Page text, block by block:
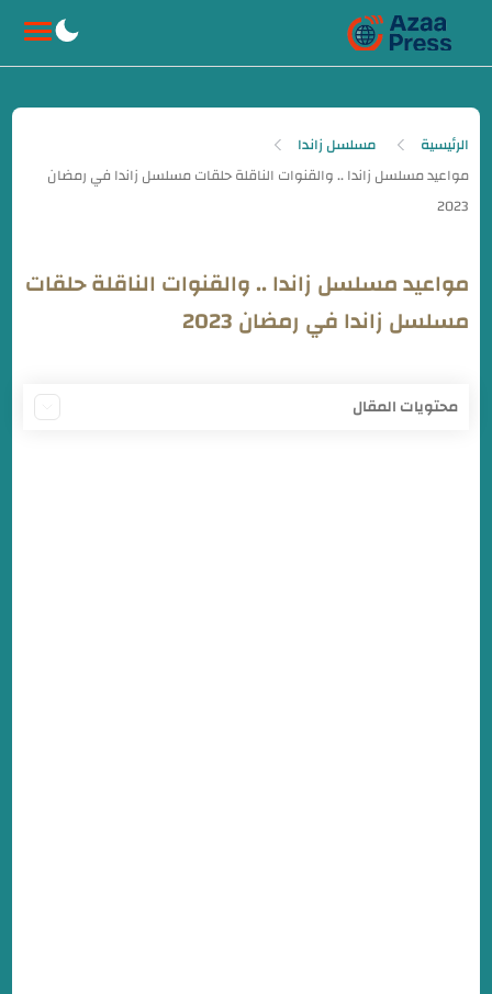
الرئيسية مسلسل زاندا
مواعيد مسلسل زاندا .. والقنوات الناقلة حلقات
مسلسل زاندا في رمضان 2023
محتويات المقال